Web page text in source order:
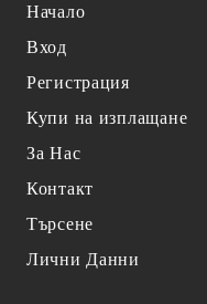
Начало
Вход
Регистрация
Купи на изплащане
За Нас
Контакт
Търсене
Лични Данни